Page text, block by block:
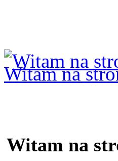
Witam na
Witam na